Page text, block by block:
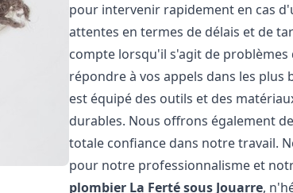
pour intervenir rapidement en cas
attentes en termes de délais et de
compte lorsqu'il s'agit de
répondre à vos appels dans les plus
est équipé des outils et des
durables. Nous offrons également
totale confiance dans notre travail.
pour notre professionnalisme et
plombier La Ferté sous Jouarre,